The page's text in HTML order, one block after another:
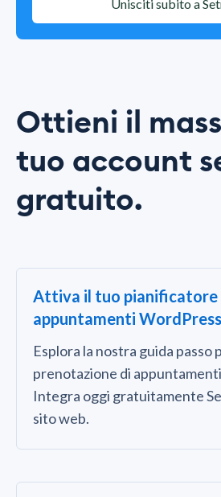
Unisciti subito a
Ottieni il
tuo account
gratuito.
Attiva il tuo pianificatore
appuntamenti WordPress
Esplora la nostra guida passo
prenotazione di
Integra oggi gratuitamente
sito web.